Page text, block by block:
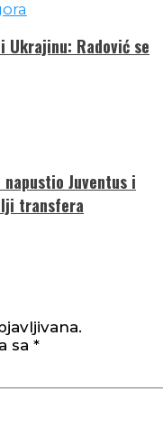
Ukrajinu: Radović se
napustio Juventus i
transfera
sa *